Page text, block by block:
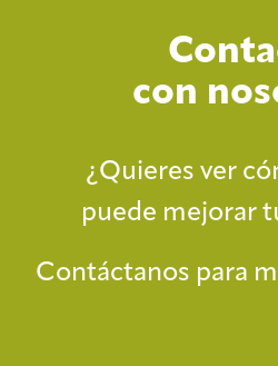
con
¿Quieres ver
puede mejorar
Contáctanos para